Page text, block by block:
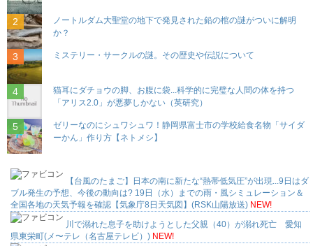
ノートルダム大聖堂の地下で発見された鉛の棺の謎がついに解明
か？
ミステリー・サークルの謎。その歴史や伝説について
猫耳にダチョウの脚、お腹に袋...科学的に完璧な人間の体を持つ
「アリス2.0」が悪夢しかない（英研究）
ゼリーなのにシュワシュワ！静岡県富士市の学校給食名物「サイダ
ーかん」作り方【ネトメシ】
【台風のたまご】日本の南に新たな“熱帯低気圧”が出現...9日はダ
ブル発生の予想、今後の動向は? 19日（水）までの雨・風シミュレーション＆
全国各地の天気予報を確認【気象庁8日天気図】(RSK山陽放送) NEW!
川で溺れた息子を助けようとした父親（40）が溺れ死亡 愛知
県東栄町(メ〜テレ（名古屋テレビ）) NEW!